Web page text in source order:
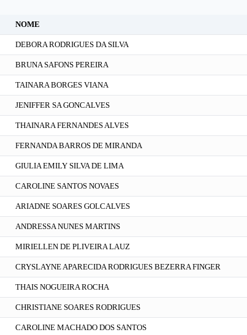
NOME
DEBORA RODRIGUES DA SILVA
BRUNA SAFONS PEREIRA
TAINARA BORGES VIANA
JENIFFER SA GONCALVES
THAINARA FERNANDES ALVES
FERNANDA BARROS DE MIRANDA
GIULIA EMILY SILVA DE LIMA
CAROLINE SANTOS NOVAES
ARIADNE SOARES GOLCALVES
ANDRESSA NUNES MARTINS
MIRIELLEN DE PLIVEIRA LAUZ
CRYSLAYNE APARECIDA RODRIGUES BEZERRA FINGER
THAIS NOGUEIRA ROCHA
CHRISTIANE SOARES RODRIGUES
CAROLINE MACHADO DOS SANTOS